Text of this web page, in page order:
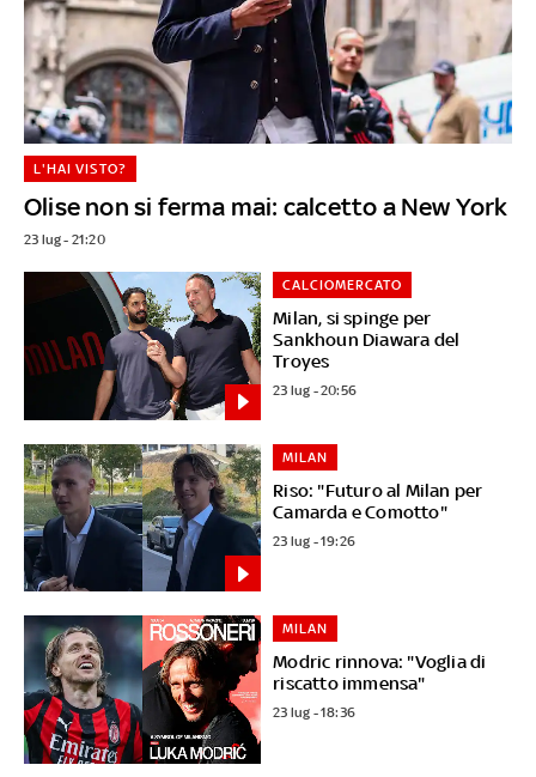
Olise non si ferma mai: calcetto a New York
L'HAI VISTO?
23 lug - 21:20
Milan, si spinge per
Sankhoun Diawara del
Troyes
CALCIOMERCATO
23 lug - 20:56
Riso: "Futuro al Milan per
Camarda e Comotto"
MILAN
23 lug - 19:26
Modric rinnova: "Voglia di
riscatto immensa"
MILAN
23 lug - 18:36